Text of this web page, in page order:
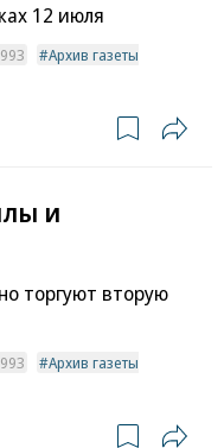
12 июля
Архив газеты
и
торгуют вторую
Архив газеты